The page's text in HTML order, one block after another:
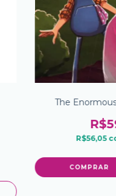
The
R$56,05